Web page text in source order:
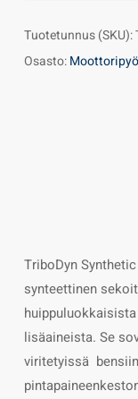
Tuotetunnus (SKU):
Osasto:
TriboDyn
synteettinen
lisäaineista. Se
viritetyissä